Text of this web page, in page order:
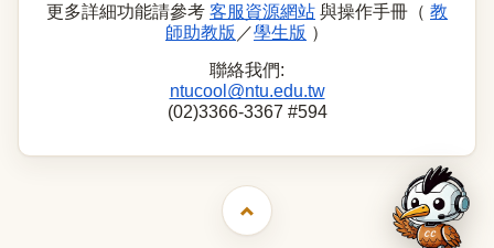
更多詳細功能請參考 客服資源網站 與操作手冊（ 教
師助教版 ／學生版 ）
聯絡我們:
ntucool@ntu.edu.tw
(02)3366-3367 #594